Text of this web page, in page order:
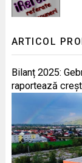
ARTICOL
Bilanț 2025:
raportează